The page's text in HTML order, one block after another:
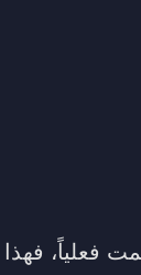
فعلياً،